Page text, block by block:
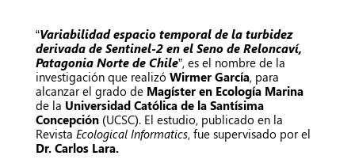
“Variabilidad espacio temporal de la turbidez
derivada de Sentinel-2 en el Seno de Reloncaví,
Patagonia Norte de Chile”, es el nombre de la
investigación que realizó Wirmer García, para
alcanzar el grado de Magíster en Ecología Marina
de la Universidad Católica de la Santísima
Concepción (UCSC). El estudio, publicado en la
Revista Ecological Informatics, fue supervisado por el
Dr. Carlos Lara.